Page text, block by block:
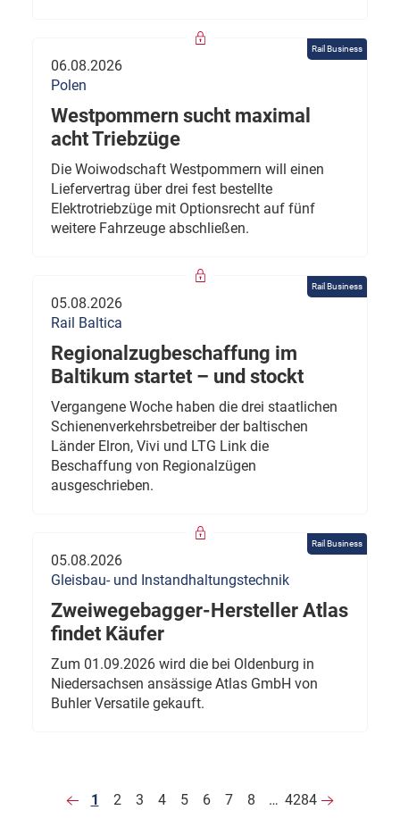
Rail Business
06.08.2026
Polen
Westpommern sucht maximal
acht Triebzüge
Die Woiwodschaft Westpommern will einen
Liefervertrag über drei fest bestellte
Elektrotriebzüge mit Optionsrecht auf fünf
weitere Fahrzeuge abschließen.
Rail Business
05.08.2026
Rail Baltica
Regionalzugbeschaffung im
Baltikum startet – und stockt
Vergangene Woche haben die drei staatlichen
Schienenverkehrsbetreiber der baltischen
Länder Elron, Vivi und LTG Link die
Beschaffung von Regionalzügen
ausgeschrieben.
Rail Business
05.08.2026
Gleisbau- und Instandhaltungstechnik
Zweiwegebagger-Hersteller Atlas
findet Käufer
Zum 01.09.2026 wird die bei Oldenburg in
Niedersachsen ansässige Atlas GmbH von
Buhler Versatile gekauft.
1 2 3 4 5 6 7 8 … 4284